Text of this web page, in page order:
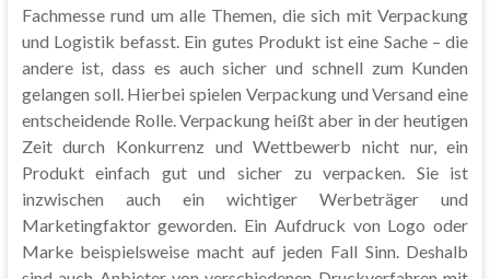
Fachmesse rund um alle Themen, die sich mit Verpackung
und Logistik befasst. Ein gutes Produkt ist eine Sache – die
andere ist, dass es auch sicher und schnell zum Kunden
gelangen soll. Hierbei spielen Verpackung und Versand eine
entscheidende Rolle. Verpackung heißt aber in der heutigen
Zeit durch Konkurrenz und Wettbewerb nicht nur, ein
Produkt einfach gut und sicher zu verpacken. Sie ist
inzwischen auch ein wichtiger Werbeträger und
Marketingfaktor geworden. Ein Aufdruck von Logo oder
Marke beispielsweise macht auf jeden Fall Sinn. Deshalb